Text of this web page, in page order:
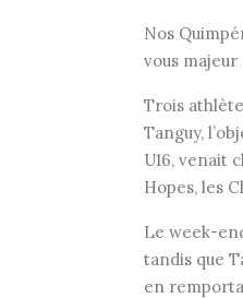
Nos
vous
Trois
Tanguy,
U16, venait
Hopes, les
Le week-
tandis que
en